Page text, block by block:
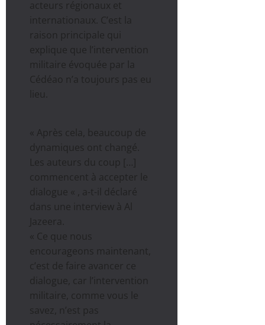
acteurs régionaux et
internationaux. C’est la
raison principale qui
explique que l’intervention
militaire évoquée par la
Cédéao n’a toujours pas eu
lieu.
« Après cela, beaucoup de
dynamiques ont changé.
Les auteurs du coup […]
commencent à accepter le
dialogue « , a-t-il déclaré
dans une interview à Al
Jazeera.
« Ce que nous
encourageons maintenant,
c’est de faire avancer ce
dialogue, car l’intervention
militaire, comme vous le
savez, n’est pas